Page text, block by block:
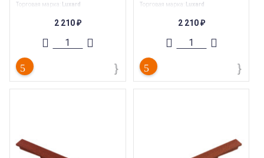
Торговая марка
Luxard
Комплектующие
2 210 ₽
Торговая марка
Luxard
Комплектующие
2 210 ₽